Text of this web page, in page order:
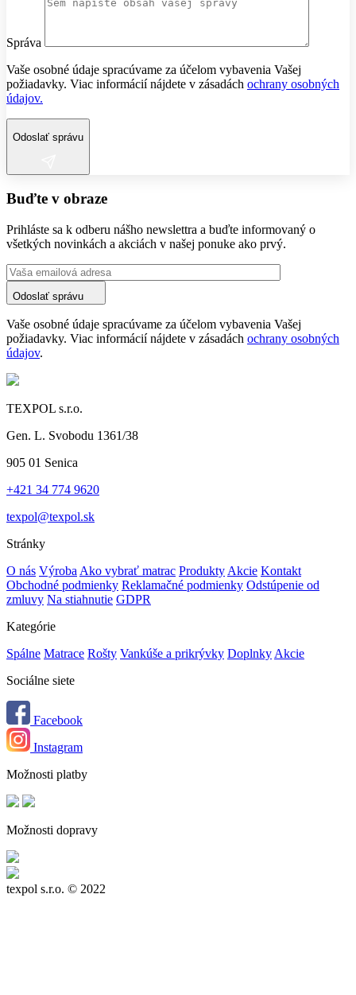
Správa
Vaše osobné údaje spracúvame za účelom vybavenia Vašej
požiadavky. Viac informácií nájdete v zásadách ochrany osobných
údajov.
Odoslať správu
Buďte v obraze
Prihláste sa k odberu nášho newslettra a buďte informovaný o
všetkých novinkách a akciách v našej ponuke ako prvý.
Odoslať správu
Vaše osobné údaje spracúvame za účelom vybavenia Vašej
požiadavky. Viac informácií nájdete v zásadách ochrany osobných
údajov.
TEXPOL s.r.o.
Gen. L. Svobodu 1361/38
905 01 Senica
+421 34 774 9620
texpol@texpol.sk
Stránky
O nás Výroba Ako vybrať matrac Produkty Akcie Kontakt
Obchodné podmienky Reklamačné podmienky Odstúpenie od
zmluvy Na stiahnutie GDPR
Kategórie
Spálne Matrace Rošty Vankúše a prikrývky Doplnky Akcie
Sociálne siete
Facebook
Instagram
Možnosti platby
Možnosti dopravy
texpol s.r.o. © 2022